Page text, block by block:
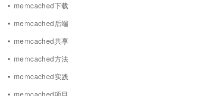
memcached下载
memcached后端
memcached共享
memcached方法
memcached实践
memcached项目